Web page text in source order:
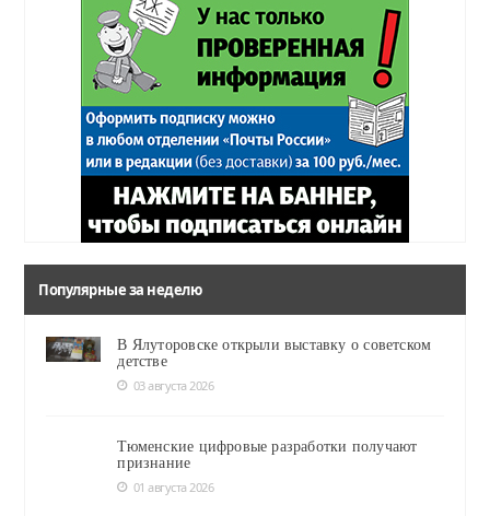
Популярные за неделю
В Ялуторовске открыли выставку о советском
детстве
03 августа 2026
Тюменские цифровые разработки получают
признание
01 августа 2026